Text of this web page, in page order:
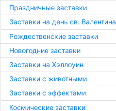
Праздничные заставки
Заставки на день св. Валентина
Рождественские заставки
Новогодние заставки
Заставки на Хэллоуин
Заставки с животными
Заставки с эффектами
Космические заставки